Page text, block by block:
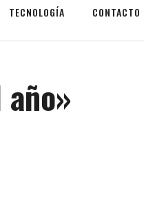
TECNOLOGÍA CONTACTO